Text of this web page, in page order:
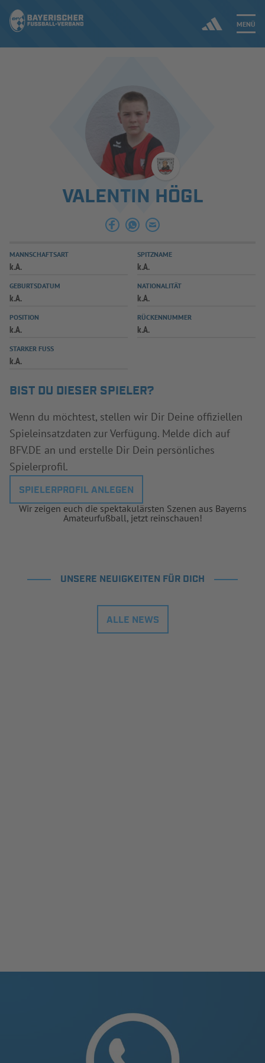
MENÜ
ERGEBNISSE & WETTBEWERBE
SPIELBETRIEB & VERBANDSLEBEN
AUSBILDUNG & FÖRDERUNG
SPIELPLUS
VALENTIN HÖGL
MANNSCHAFTSART
k.A.
SPITZNAME
k.A.
GEBURTSDATUM
k.A.
NATIONALITÄT
k.A.
POSITION
k.A.
RÜCKENNUMMER
k.A.
STARKER FUSS
k.A.
BIST DU DIESER SPIELER?
Wenn du möchtest, stellen wir Dir Deine offiziellen
Spieleinsatzdaten zur Verfügung. Melde dich auf
BFV.DE an und erstelle Dir Dein persönliches
Spielerprofil.
SPIELERPROFIL ANLEGEN
Wir zeigen euch die spektakulärsten Szenen aus Bayerns
Amateurfußball, jetzt reinschauen!
UNSERE NEUIGKEITEN FÜR DICH
ALLE NEWS